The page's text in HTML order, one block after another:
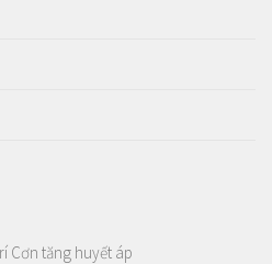
Cơn tăng huyết áp